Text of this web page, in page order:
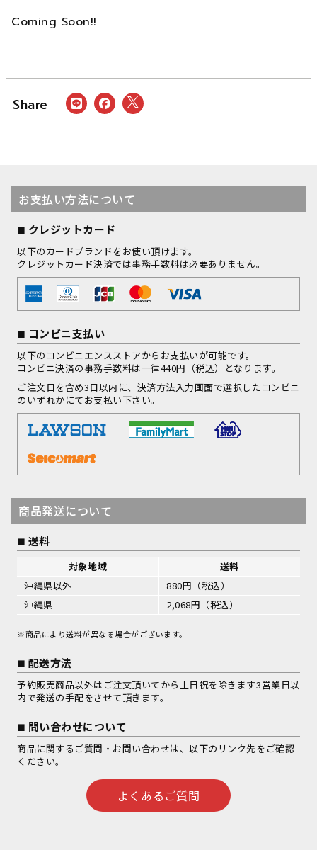
Coming Soon!!
お支払い方法について
クレジットカード
以下のカードブランドをお使い頂けます。
クレジットカード決済では事務手数料は必要ありません。
コンビニ支払い
以下のコンビニエンスストアからお支払いが可能です。
コンビニ決済の事務手数料は一律440円（税込）となります。
ご注文日を含め3日以内に、決済方法入力画面で選択したコンビニ
のいずれかにてお支払い下さい。
商品発送について
送料
対象地域
送料
沖縄県以外
880円（税込）
沖縄県
2,068円（税込）
※商品により送料が異なる場合がございます。
配送方法
予約販売商品以外はご注文頂いてから土日祝を除きます3営業日以
内で発送の手配をさせて頂きます。
問い合わせについて
商品に関するご質問・お問い合わせは、以下のリンク先をご確認
ください。
よくあるご質問